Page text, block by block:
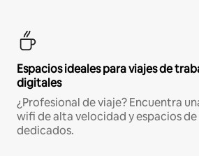
Espacios ideales para viajes de
digitales
¿Profesional de viaje? Encuentra
wifi de alta velocidad y espacios
dedicados.